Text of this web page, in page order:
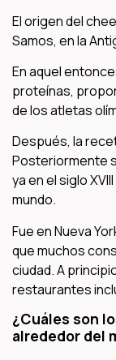
El origen del
Samos, en la
En aquel
proteínas,
de los atletas
Después, la
Posteriormente
ya en el siglo
mundo.
Fue en Nueva
que muchos
ciudad. A
restaurantes
¿Cuáles son
alrededor del